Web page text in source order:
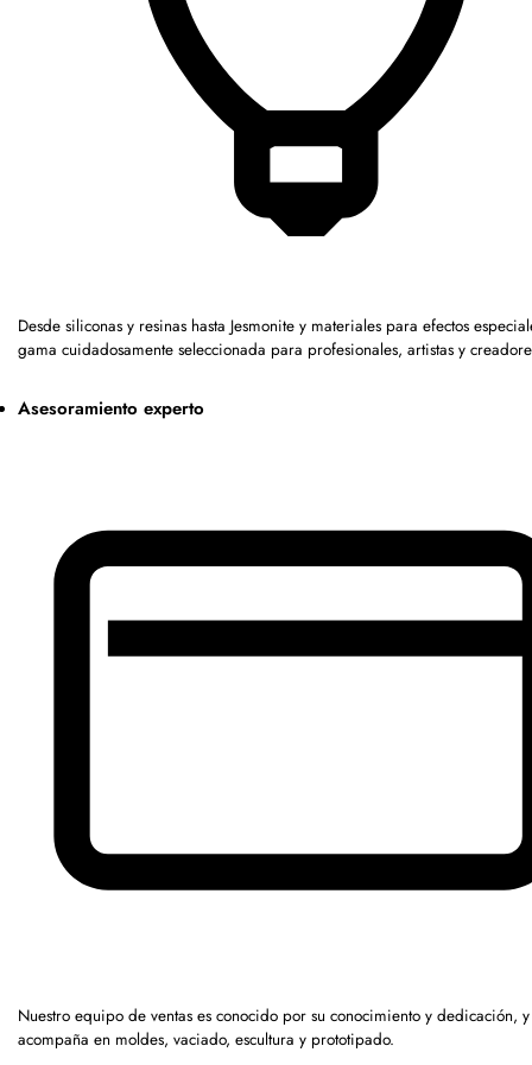
Desde siliconas y resinas hasta Jesmonite y materiales para efectos
gama cuidadosamente seleccionada para profesionales, artistas y
Asesoramiento experto
Nuestro equipo de ventas es conocido por su conocimiento y dedicación,
acompaña en moldes, vaciado, escultura y prototipado.